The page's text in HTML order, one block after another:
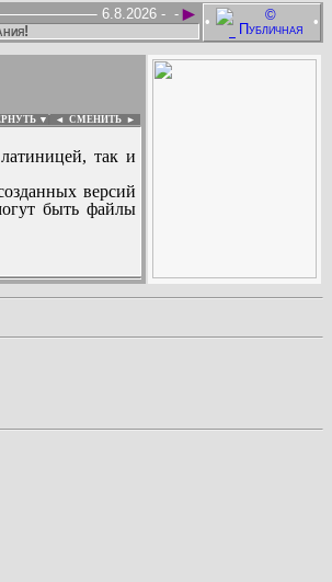
• •
►
-
6.8.2026 -
▼ ◄ СМЕНИТЬ ►
так и
версий
быть файлы
: